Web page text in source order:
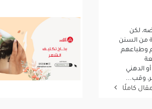
لكن
من السنن
وطباعهم
الدهني
وقب...
كاملًا